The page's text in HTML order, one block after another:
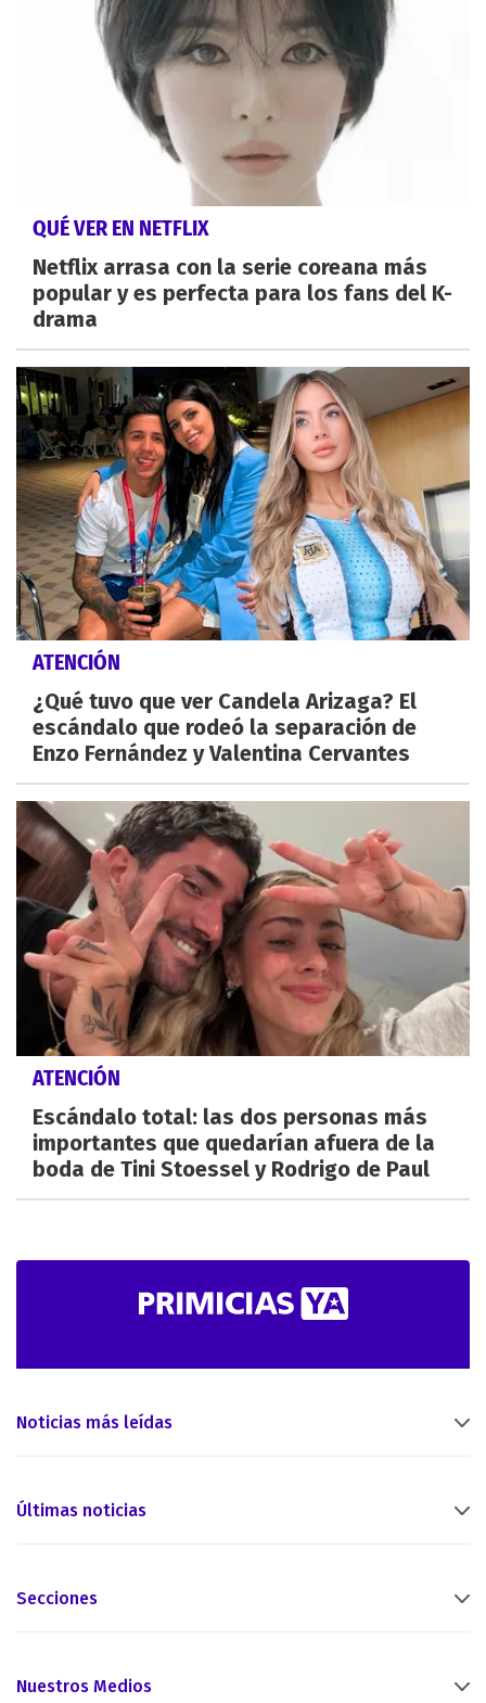
QUÉ VER EN NETFLIX
Netflix arrasa con la serie coreana más
popular y es perfecta para los fans del K-
drama
ATENCIÓN
¿Qué tuvo que ver Candela Arizaga? El
escándalo que rodeó la separación de
Enzo Fernández y Valentina Cervantes
ATENCIÓN
Escándalo total: las dos personas más
importantes que quedarían afuera de la
boda de Tini Stoessel y Rodrigo de Paul
Noticias más leídas
Últimas noticias
Secciones
Nuestros Medios